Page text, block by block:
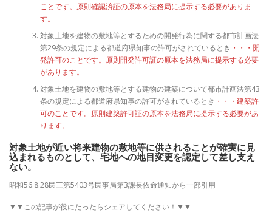
ことです。原則確認済証の原本を法務局に提示する必要がありま
す。
対象土地を建物の敷地等とするための開発行為に関する都市計画法
第29条の規定による都道府県知事の許可がされているとき ・・・開
発許可のことです。原則開発許可証の原本を法務局に提示する必要
があります。
対象土地を建物の敷地等とする建物の建築について都市計画法第43
条の規定による都道府県知事の許可がされているとき ・・・建築許
可のことです。原則建築許可証の原本を法務局に提示する必要があ
ります。
対象土地が近い将来建物の敷地等に供されることが確実に見
込まれるものとして、宅地への地目変更を認定して差し支え
ない。
昭和56.8.28民三第5403号民事局第3課長依命通知から一部引用
▼▼この記事が役にたったらシェアしてください！▼▼